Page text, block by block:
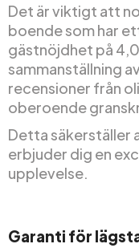
Det är viktigt att
boende som har
gästnöjdhet på
sammanställning
recensioner från
oberoende
Detta säkerställer
erbjuder dig en
upplevelse.
Garanti för